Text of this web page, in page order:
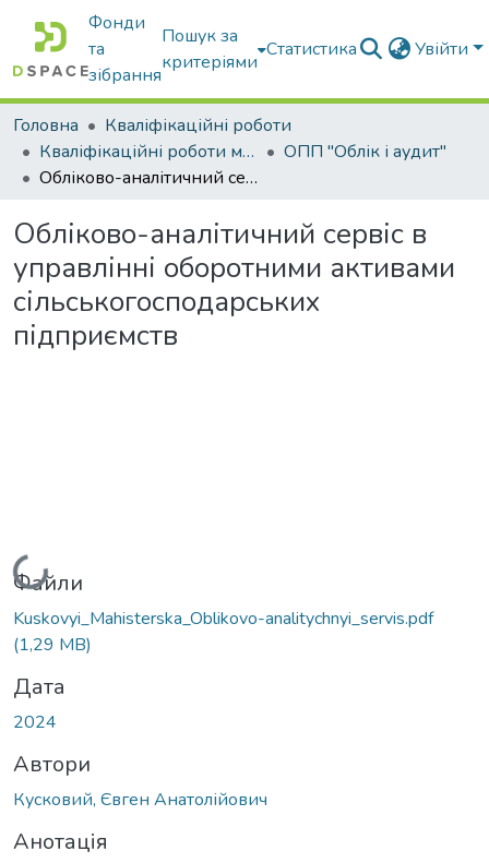
Фонди
та
зібрання
Пошук за
критеріями
Статистика Увійти
Головна
Кваліфікаційні роботи
Кваліфікаційні роботи магістрів
ОПП "Облік і аудит"
Обліково-аналітичний сервіс в управлінні оборотними активами сільськогосподарських підприємств
Обліково-аналітичний сервіс в
управлінні оборотними активами
сільськогосподарських
підприємств
Вантажиться...
Файли
Kuskovyi_Mahisterska_Oblikovo-analitychnyi_servis.pdf
(1,29 MB)
Дата
2024
Автори
Кусковий, Євген Анатолійович
Анотація